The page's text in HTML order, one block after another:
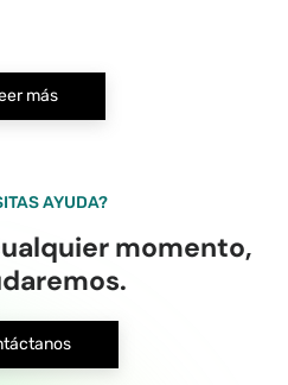
más
AYUDA?
momento,